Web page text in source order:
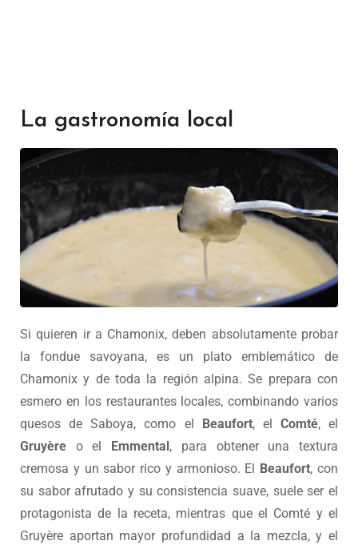
La gastronomía local
Si quieren ir a Chamonix, deben absolutamente probar
la fondue savoyana, es un plato emblemático de
Chamonix y de toda la región alpina. Se prepara con
esmero en los restaurantes locales, combinando varios
quesos de Saboya, como el
Beaufort, el Comté, el
Gruyère o el Emmental , para obtener una textura
cremosa y un sabor rico y armonioso. El
Beaufort, con
su sabor afrutado y su consistencia suave, suele ser el
protagonista de la receta, mientras que el Comté y el
Gruyère aportan mayor profundidad a la mezcla, y el